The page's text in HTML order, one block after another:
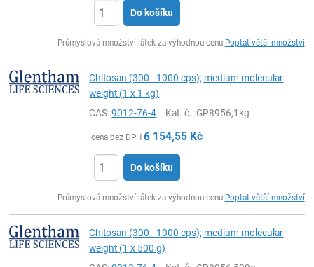
Do košíku
Průmyslová množství látek za výhodnou cenu Poptat větší množství
Chitosan (300 - 1000 cps); medium molecular
weight (1 x 1 kg)
CAS:9012-76-4 Kat. č.: GP8956,1kg
cena bez DPH 6 154,55 Kč
Do košíku
Průmyslová množství látek za výhodnou cenu Poptat větší množství
Chitosan (300 - 1000 cps); medium molecular
weight (1 x 500 g)